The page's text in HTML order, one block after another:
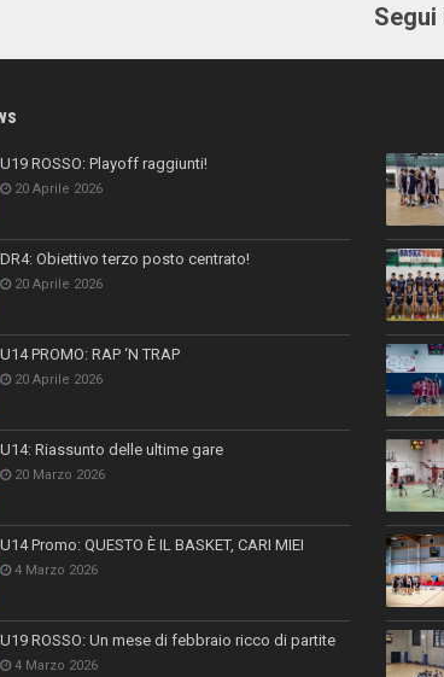
Segui
U19 ROSSO: Playoff raggiunti!
20 Aprile 2026
DR4: Obiettivo terzo posto centrato!
20 Aprile 2026
U14 PROMO: RAP ‘N TRAP
20 Aprile 2026
U14: Riassunto delle ultime gare
20 Marzo 2026
U14 Promo: QUESTO È IL BASKET, CARI MIEI
4 Marzo 2026
U19 ROSSO: Un mese di febbraio ricco di partite
4 Marzo 2026